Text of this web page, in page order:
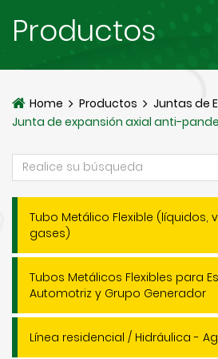
Productos
Home Productos
Juntas de
Junta de expansión axial anti-
Tubo Metálico Flexible (líquidos,
gases)
Tubos Metálicos Flexibles para
Automotriz y Grupo Generador
Línea residencial / Hidráulica -